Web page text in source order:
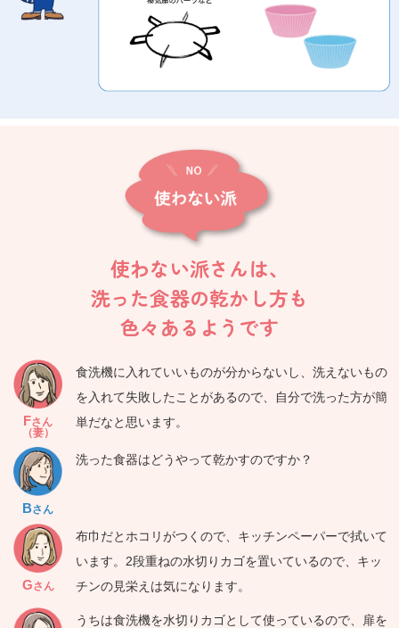
使わない派さんは、
洗った食器の乾かし方も
色々あるようです
Fさん
（妻）
食洗機に入れていいものが分からないし、洗えないもの
を入れて失敗したことがあるので、自分で洗った方が簡
単だなと思います。
Bさん
洗った食器はどうやって乾かすのですか？
Gさん
布巾だとホコリがつくので、キッチンペーパーで拭いて
います。2段重ねの水切りカゴを置いているので、キッ
チンの見栄えは気になります。
うちは食洗機を水切りカゴとして使っているので、扉を